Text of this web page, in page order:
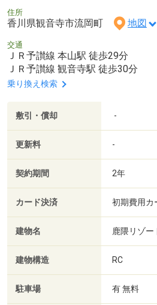
住所
香川県観音寺市流岡町 地図
交通
ＪＲ予讃線 本山駅 徒歩29分
ＪＲ予讃線 観音寺駅 徒歩30分
乗り換え検索
敷引・償却 -
更新料 -
契約期間 2年
カード決済 初期費用カ
建物名 鹿隈リゾ
建物構造 RC
駐車場 有 無料